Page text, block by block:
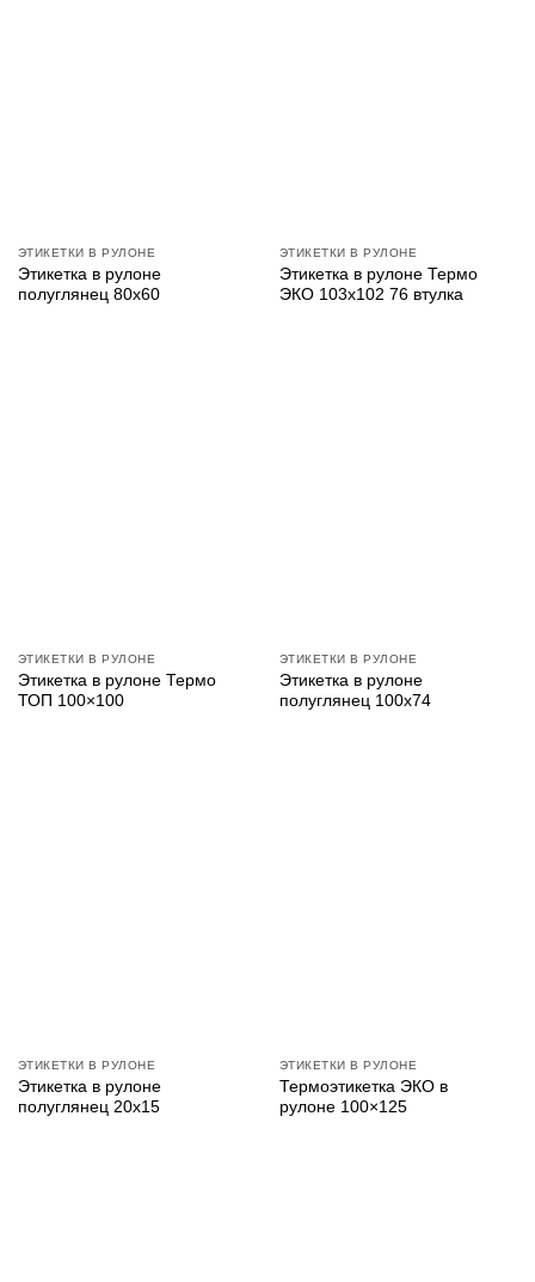
ЭТИКЕТКИ В РУЛОНЕ
Этикетка в рулоне
полуглянец 80х60
ЭТИКЕТКИ В РУЛОНЕ
Этикетка в рулоне Термо
ЭКО 103х102 76 втулка
ЭТИКЕТКИ В РУЛОНЕ
Этикетка в рулоне Термо
ТОП 100×100
ЭТИКЕТКИ В РУЛОНЕ
Этикетка в рулоне
полуглянец 100х74
ЭТИКЕТКИ В РУЛОНЕ
Этикетка в рулоне
полуглянец 20х15
ЭТИКЕТКИ В РУЛОНЕ
Термоэтикетка ЭКО в
рулоне 100×125